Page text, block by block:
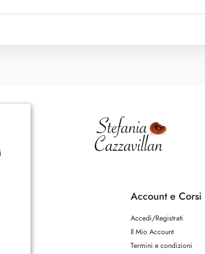
Account e Corsi
Accedi/Registrati
Il Mio Account
Termini e condizioni